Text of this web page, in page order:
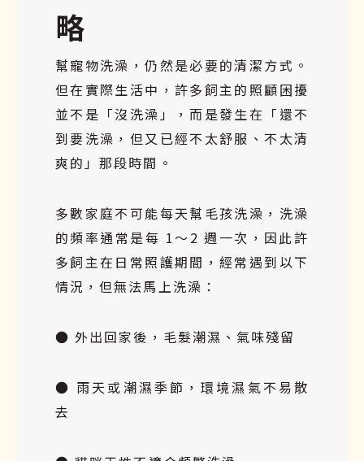
略
幫寵物洗澡，仍然是必要的清潔方式。
但在實際生活中，許多飼主的照顧困擾
並不是「沒洗澡」，而是發生在「還不
到要洗澡，但又已經不太舒服、不太清
爽的」那段時間。
多數家庭不可能每天幫毛孩洗澡，洗澡
的頻率通常是每 1～2 週一次，因此許
多飼主在日常照護期間，經常遇到以下
情況，但無法馬上洗澡：
● 外出回家後，毛髮潮濕、氣味殘留
● 雨天或潮濕季節，環境濕氣不易散
去